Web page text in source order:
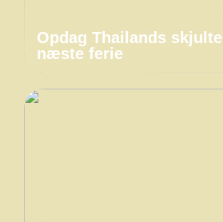
Opdag Thailands
næste ferie